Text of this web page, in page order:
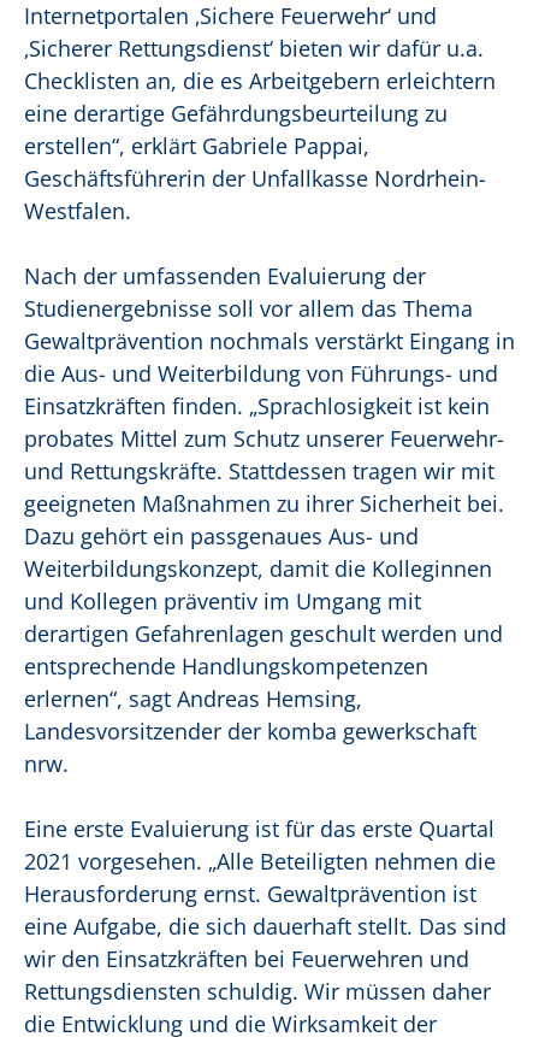
Internetportalen ‚Sichere Feuerwehr‘ und
‚Sicherer Rettungsdienst‘ bieten wir dafür u.a.
Checklisten an, die es Arbeitgebern erleichtern
eine derartige Gefährdungsbeurteilung zu
erstellen“, erklärt Gabriele Pappai,
Geschäftsführerin der Unfallkasse Nordrhein-
Westfalen.
Nach der umfassenden Evaluierung der
Studienergebnisse soll vor allem das Thema
Gewaltprävention nochmals verstärkt Eingang in
die Aus- und Weiterbildung von Führungs- und
Einsatzkräften finden. „Sprachlosigkeit ist kein
probates Mittel zum Schutz unserer Feuerwehr-
und Rettungskräfte. Stattdessen tragen wir mit
geeigneten Maßnahmen zu ihrer Sicherheit bei.
Dazu gehört ein passgenaues Aus- und
Weiterbildungskonzept, damit die Kolleginnen
und Kollegen präventiv im Umgang mit
derartigen Gefahrenlagen geschult werden und
entsprechende Handlungskompetenzen
erlernen“, sagt Andreas Hemsing,
Landesvorsitzender der komba gewerkschaft
nrw.
Eine erste Evaluierung ist für das erste Quartal
2021 vorgesehen. „Alle Beteiligten nehmen die
Herausforderung ernst. Gewaltprävention ist
eine Aufgabe, die sich dauerhaft stellt. Das sind
wir den Einsatzkräften bei Feuerwehren und
Rettungsdiensten schuldig. Wir müssen daher
die Entwicklung und die Wirksamkeit der